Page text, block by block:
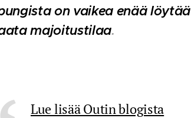
on vaikea enää löytää
majoitustilaa.
Lue lisää Outin blogista